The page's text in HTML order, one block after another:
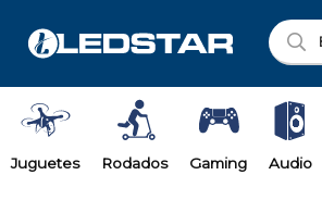
Juguetes Rodados Gaming Audio